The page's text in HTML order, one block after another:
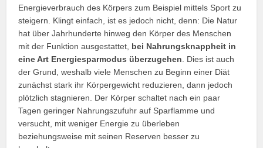
Energieverbrauch des Körpers zum Beispiel mittels Sport zu
steigern. Klingt einfach, ist es jedoch nicht, denn: Die Natur
hat über Jahrhunderte hinweg den Körper des Menschen
mit der Funktion ausgestattet, bei Nahrungsknappheit in
eine Art Energiesparmodus überzugehen . Dies ist auch
der Grund, weshalb viele Menschen zu Beginn einer Diät
zunächst stark ihr Körpergewicht reduzieren, dann jedoch
plötzlich stagnieren. Der Körper schaltet nach ein paar
Tagen geringer Nahrungszufuhr auf Sparflamme und
versucht, mit weniger Energie zu überleben
beziehungsweise mit seinen Reserven besser zu